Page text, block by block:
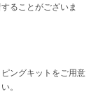
ることがございま
ングキットをご用意
。